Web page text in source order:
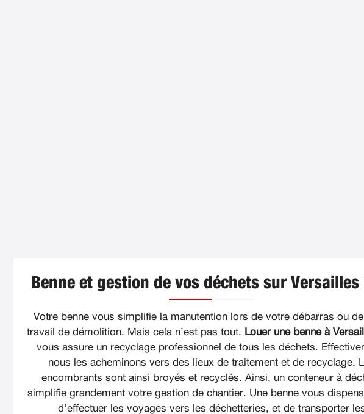
Benne et gestion de vos déchets sur Versailles
Votre benne vous simplifie la manutention lors de votre débarras ou
travail de démolition. Mais cela n’est pas tout. Louer une benne à
vous assure un recyclage professionnel de tous les déchets.
nous les acheminons vers des lieux de traitement et de recyclage.
encombrants sont ainsi broyés et recyclés. Ainsi, un conteneur à
simplifie grandement votre gestion de chantier. Une benne vous
d’effectuer les voyages vers les déchetteries, et de transporter